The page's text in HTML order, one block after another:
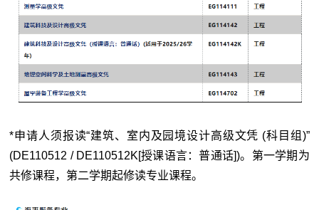
*申请人须报读“建筑、室内及园境设计高级文凭 (科目组)”
(DE110512 / DE110512K[授课语言：普通话])。第一学期为
共修课程，第二学期起修读专业课程。